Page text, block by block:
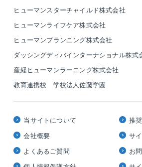
ヒューマンスターチャイルド株式会社
ヒューマンライフケア株式会社
ヒューマンプランニング株式会社
ダッシングディバインターナショナル株式
産経ヒューマンラーニング株式会社
教育連携校 学校法人佐藤学園
当サイトについて
会社概要
よくあるご質問
推
サ
お